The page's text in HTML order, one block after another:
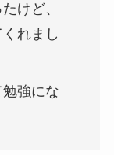
けど、
れまし
勉強にな